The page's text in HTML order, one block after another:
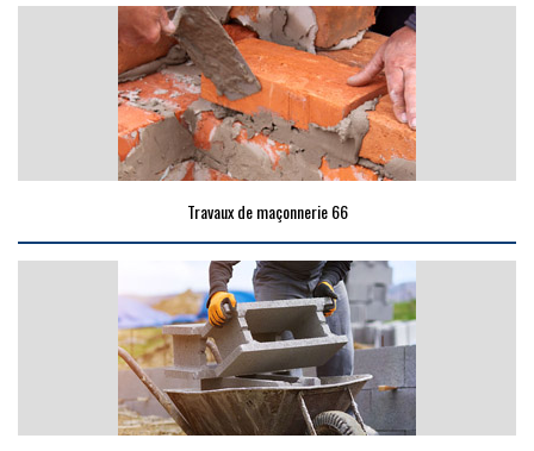
Travaux de maçonnerie 66